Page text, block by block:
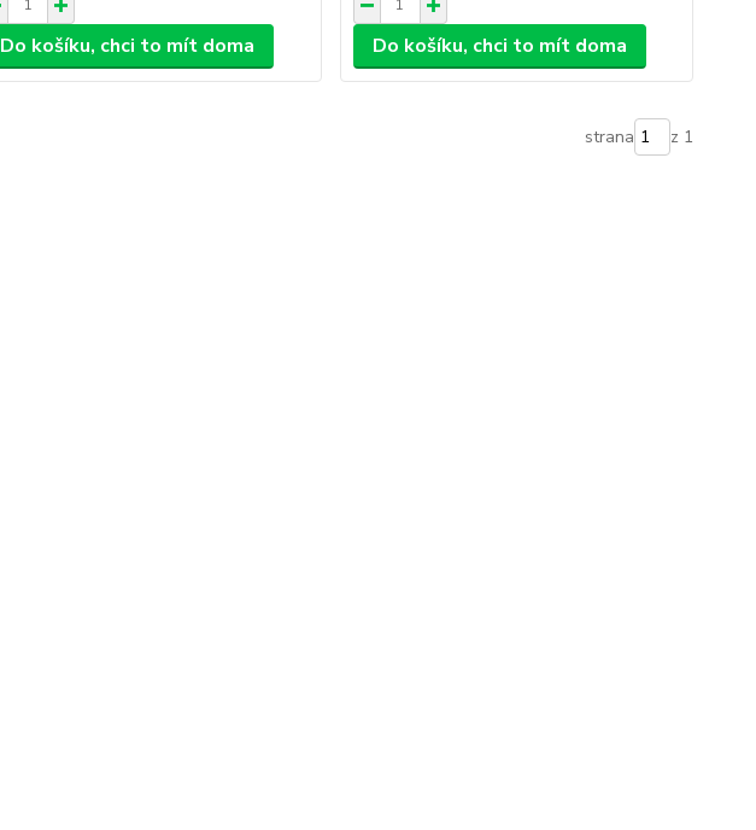
Do košíku, chci to mít doma Do košíku, chci to mít doma
strana z 1